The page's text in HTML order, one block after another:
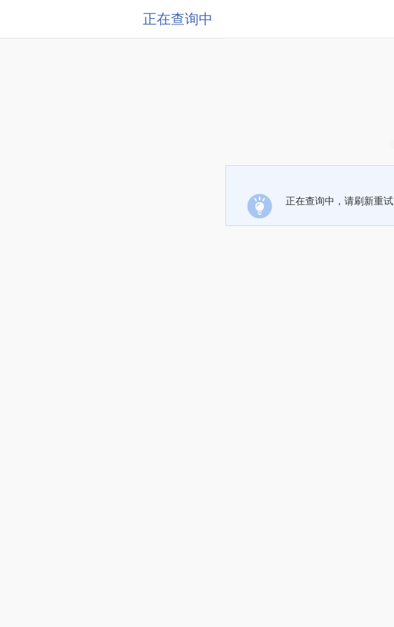
正在查询中
正在查询中，请刷新重试